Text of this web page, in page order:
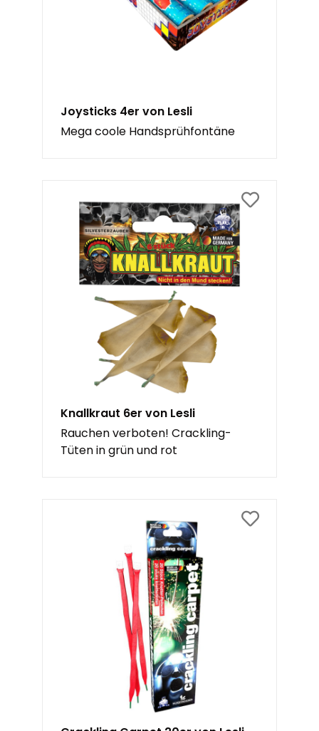
Joysticks 4er von Lesli
Mega coole Handsprühfontäne
Knallkraut 6er von Lesli
Rauchen verboten! Crackling-
Tüten in grün und rot